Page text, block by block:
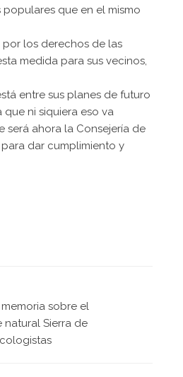
que en el mismo
los derechos de las
medida para sus vecinos,
entre sus planes de futuro
que ni siquiera eso va
ahora la Consejería de
dar cumplimiento y
memoria sobre el
natural Sierra de